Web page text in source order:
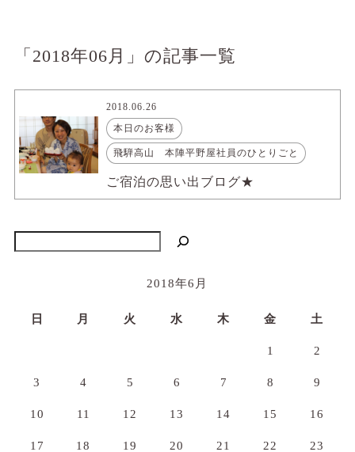
「2018年06月」の記事一覧
2018.06.26
本日のお客様
飛騨高山 本陣平野屋社員のひとりごと
ご宿泊の思い出ブログ★
2018年6月
日 月 火 水 木 金 土
1 2
3 4 5 6 7 8 9
10 11 12 13 14 15 16
17 18 19 20 21 22 23